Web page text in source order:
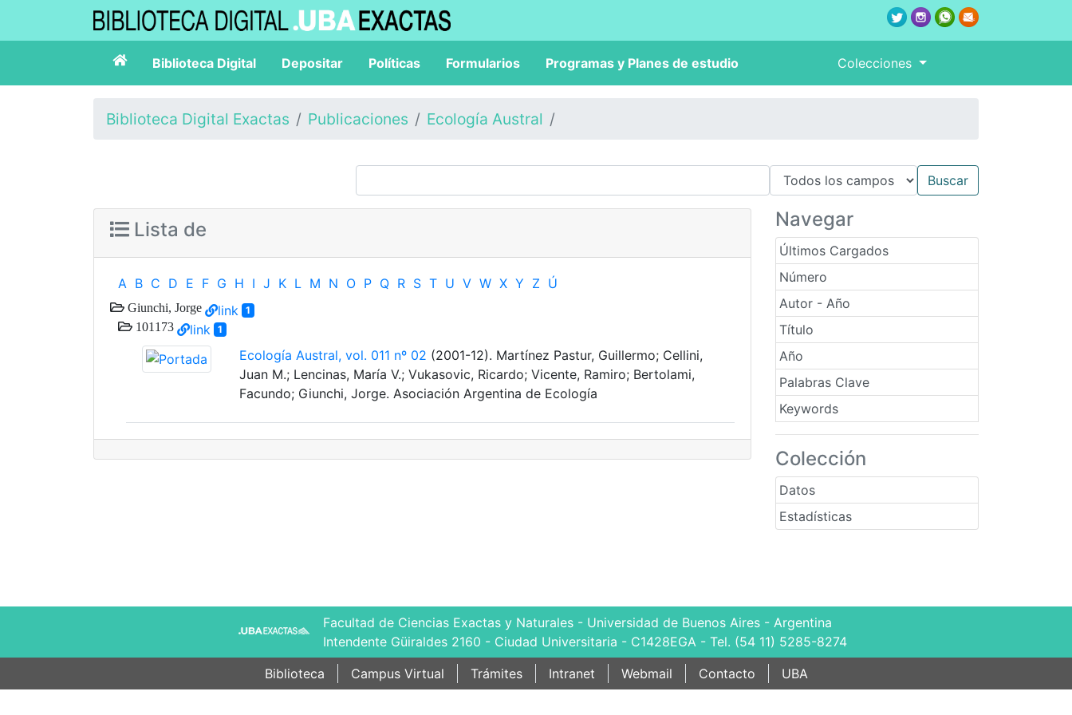
Biblioteca Digital Depositar Políticas Formularios Programas y Planes de estudio Colecciones
Biblioteca Digital Exactas Publicaciones Ecología Austral
Navegar
Últimos Cargados
Número
Autor - Año
Título
Año
Palabras Clave
Keywords
Colección
Datos
Estadísticas
Lista de
A B C D E F G H I J K L M N O P Q R S T U V W X Y Z Ú
Giunchi, Jorge link 1
101173 link 1
Ecología Austral, vol. 011 nº 02 (2001-12). Martínez Pastur, Guillermo; Cellini,
Juan M.; Lencinas, María V.; Vukasovic, Ricardo; Vicente, Ramiro; Bertolami,
Facundo; Giunchi, Jorge. Asociación Argentina de Ecología
Facultad de Ciencias Exactas y Naturales - Universidad de Buenos Aires - Argentina
Intendente Güiraldes 2160 - Ciudad Universitaria - C1428EGA - Tel. (54 11) 5285-8274
Biblioteca
Campus Virtual Trámites Intranet Webmail Contacto UBA